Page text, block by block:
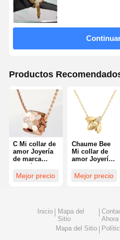
Productos
C Mi collar de
amor Joyería
de marca
rosa 18K
Joyería
Mejor precio
Chaume Bee
Mi collar de
amor Joyería
Oro amarillo
Joyería
Mejor precio
Inicio
Mapa del
Sitio
Ahora
Mapa del Sitio